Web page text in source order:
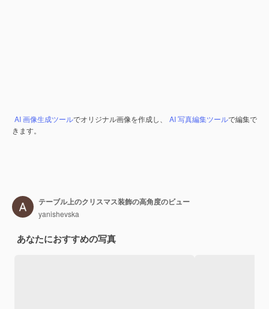
AI 画像生成ツールでオリジナル画像を作成し、 AI 写真編集ツールで編集で
きます。
テーブル上のクリスマス装飾の高角度のビュー
yanishevska
あなたにおすすめの写真